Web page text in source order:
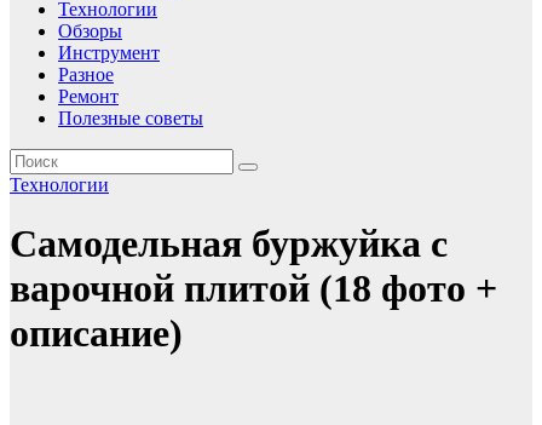
Технологии
Обзоры
Инструмент
Разное
Ремонт
Полезные советы
Технологии
Самодельная буржуйка с
варочной плитой (18 фото +
описание)